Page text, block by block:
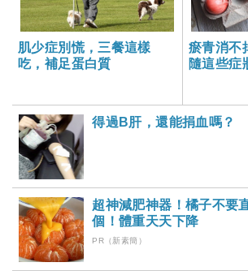
肌少症別慌，三餐這樣
吃，補足蛋白質
瘀青消不
隨這些症
得過B肝，還能捐血嗎？
超神減肥神器！橘子不要
個！體重天天下降
PR（新素簡）